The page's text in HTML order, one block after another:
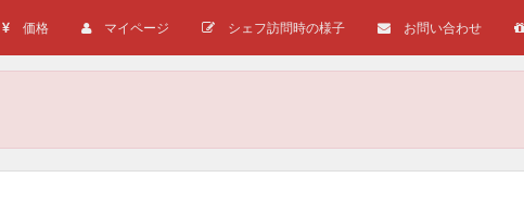
価格 マイページ シェフ訪問時の様子 お問い合わせ